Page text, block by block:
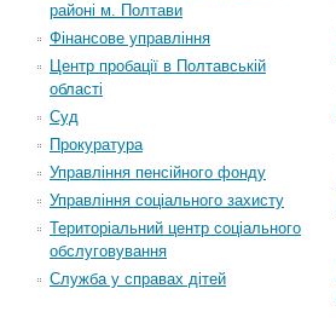
районі м. Полтави
Фінансове управління
Центр пробації в Полтавській
області
Суд
Прокуратура
Управління пенсійного фонду
Управління соціального захисту
Територіальний центр соціального
обслуговування
Служба у справах дітей